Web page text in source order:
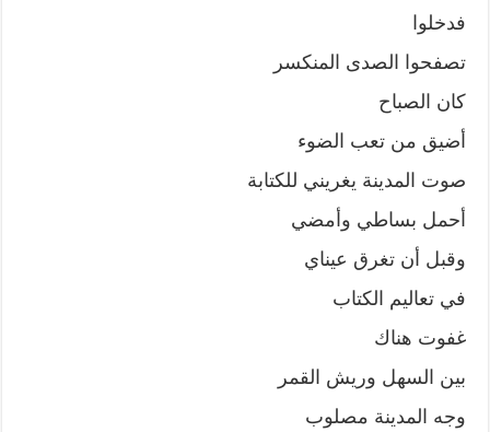
فدخلوا
تصفحوا الصدى المنكسر
كان الصباح
أضيق من تعب الضوء
صوت المدينة يغريني للكتابة
أحمل بساطي وأمضي
وقبل أن تغرق عيناي
في تعاليم الكتاب
غفوت هناك
بين السهل وريش القمر
وجه المدينة مصلوب